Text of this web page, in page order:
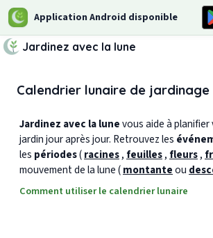
Application Android disponible
Jardinez avec la lune
Calendrier lunaire de jardinage
Jardinez avec la lunevous aide à
jardin jour après jour. Retrouvez les
les périodes(racines, feuilles, fleurs,
mouvement de la lune (montanteou
Comment utiliser le calendrier lunaire